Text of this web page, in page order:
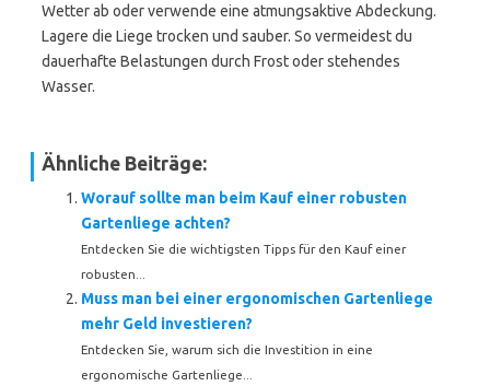
Wetter ab oder verwende eine atmungsaktive Abdeckung.
Lagere die Liege trocken und sauber. So vermeidest du
dauerhafte Belastungen durch Frost oder stehendes
Wasser.
Ähnliche Beiträge:
Worauf sollte man beim Kauf einer robusten
Gartenliege achten?
Entdecken Sie die wichtigsten Tipps für den Kauf einer
robusten...
Muss man bei einer ergonomischen Gartenliege
mehr Geld investieren?
Entdecken Sie, warum sich die Investition in eine
ergonomische Gartenliege...